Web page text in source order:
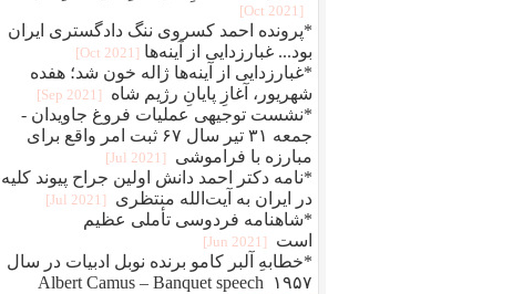
[2021 Oct]
*پرونده احمد کسروی ننگ دادگستری ایران
بود... غبارزدایی از آینه‌ها [2021 Oct]
*غبارزدایی از آینه‌ها ژاله خون شد؛ هفده
شهریور، آغازِ پایانِ رژیم شاه
[2021 Sep]
*نشست توجیهی عملیات فروغ جاویدان -
جمعه ۳۱ تیر سال ۶۷ ثبت امر واقع برای
مبارزه با فراموشی
[2021 Jul]
*نامه دکتر احمد دانش اولین جراح پیوند کلیه
در ایران به آیت‌الله منتظری
[2021 Jul]
*شاهنامه فردوسی تأملی عظیم
است
[2021 Jun]
*خطابهِ آلبر کامو برنده نوبل ادبیات در سال
۱۹۵۷ Albert Camus – Banquet speech